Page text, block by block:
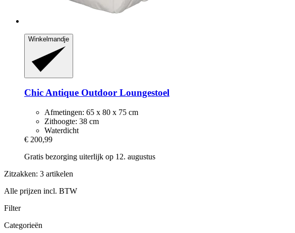
Winkelmandje
Chic Antique Outdoor Loungestoel
Afmetingen: 65 x 80 x 75 cm
Zithoogte: 38 cm
Waterdicht
€ 200,99
Gratis bezorging uiterlijk op 12. augustus
Zitzakken: 3 artikelen
Alle prijzen incl. BTW
Filter
Categorieën